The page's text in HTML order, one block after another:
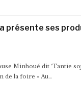
présente ses
Minhoué dit ‘Tantie
de la foire « Au…